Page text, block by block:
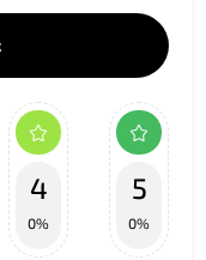
4
0%
5
0%